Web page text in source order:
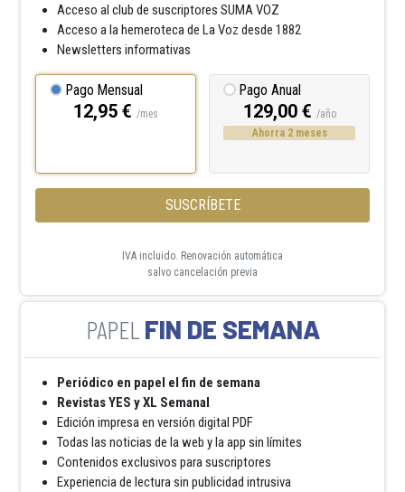
Acceso al club de suscriptores SUMA VOZ
Acceso a la hemeroteca de La Voz desde 1882
Newsletters informativas
Pago Mensual
12,95 € /mes
Pago Anual
129,00 € /año
Ahorra 2 meses
SUSCRÍBETE
IVA incluido. Renovación automática
salvo cancelación previa
FIN DE SEMANA
Periódico en papel el fin de semana
Revistas YES y XL Semanal
Edición impresa en versión digital PDF
Todas las noticias de la web y la app sin límites
Contenidos exclusivos para suscriptores
Experiencia de lectura sin publicidad intrusiva